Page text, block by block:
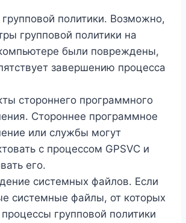
политики. Возможно,
групповой политики на
были повреждены,
завершению процесса
стороннего программного
Стороннее программное
или службы могут
с процессом GPSVC и
его.
системных файлов. Если
системные файлы, от которых
процессы групповой политики